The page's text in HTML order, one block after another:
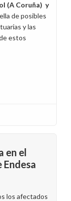
(A Coruña) y
de posibles
y las
estos
en el
los afectados